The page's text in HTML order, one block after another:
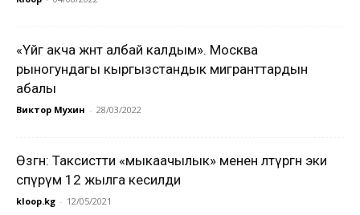
«Үйгө акча жөнөтө албай калдым». Москва
рыногундагы кыргызстандык мигранттардын
абалы
Виктор Мухин - 28/03/2022
Өзгөн: Таксистти «мыкаачылык» менен өлтүргөн эки
өспүрүм 12 жылга кесилди
kloop.kg - 12/05/2021